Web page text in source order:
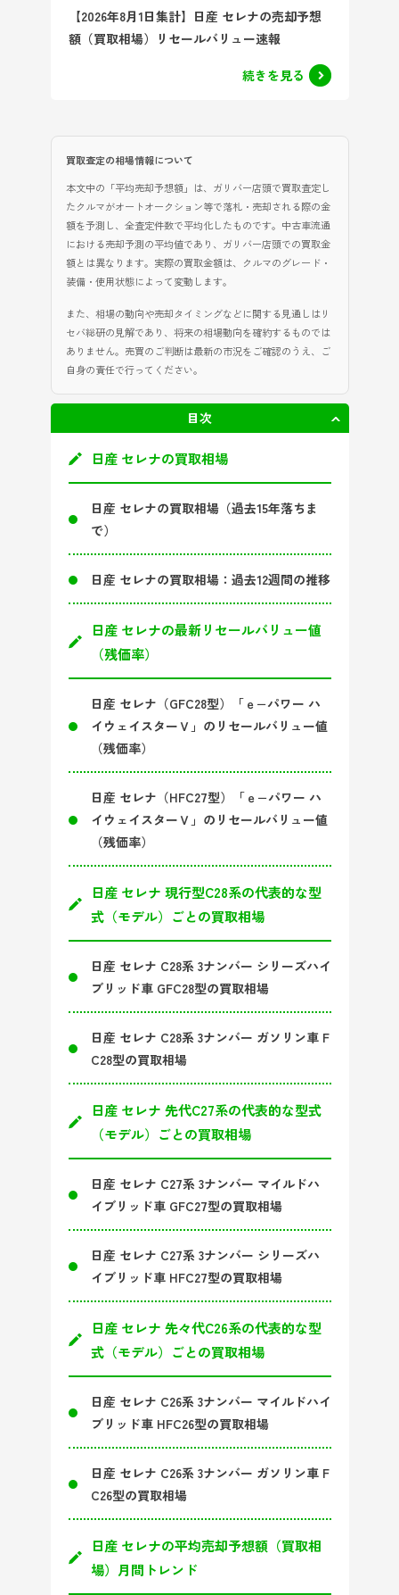
【2026年8月1日集計】日産 セレナの売却予想
額（買取相場）リセールバリュー速報
続きを見る
買取査定の相場情報について
本文中の「平均売却予想額」は、ガリバー店頭で買取査定し
たクルマがオートオークション等で落札・売却される際の金
額を予測し、全査定件数で平均化したものです。中古車流通
における売却予測の平均値であり、ガリバー店頭での買取金
額とは異なります。実際の買取金額は、クルマのグレード・
装備・使用状態によって変動します。
また、相場の動向や売却タイミングなどに関する見通しはリ
セバ総研の見解であり、将来の相場動向を確約するものでは
ありません。売買のご判断は最新の市況をご確認のうえ、ご
自身の責任で行ってください。
目次 非表示
日産 セレナの買取相場
日産 セレナの買取相場（過去15年落ちま
で）
日産 セレナの買取相場：過去12週間の推移
日産 セレナの最新リセールバリュー値
（残価率）
日産 セレナ（GFC28型）「ｅ−パワー ハ
イウェイスターＶ」のリセールバリュー値
（残価率）
日産 セレナ（HFC27型）「ｅ−パワー ハ
イウェイスターＶ」のリセールバリュー値
（残価率）
日産 セレナ 現行型C28系の代表的な型
式（モデル）ごとの買取相場
日産 セレナ C28系 3ナンバー シリーズハイ
ブリッド車 GFC28型の買取相場
日産 セレナ C28系 3ナンバー ガソリン車 F
C28型の買取相場
日産 セレナ 先代C27系の代表的な型式
（モデル）ごとの買取相場
日産 セレナ C27系 3ナンバー マイルドハ
イブリッド車 GFC27型の買取相場
日産 セレナ C27系 3ナンバー シリーズハ
イブリッド車 HFC27型の買取相場
日産 セレナ 先々代C26系の代表的な型
式（モデル）ごとの買取相場
日産 セレナ C26系 3ナンバー マイルドハイ
ブリッド車 HFC26型の買取相場
日産 セレナ C26系 3ナンバー ガソリン車 F
C26型の買取相場
日産 セレナの平均売却予想額（買取相
場）月間トレンド